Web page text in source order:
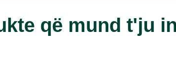
që mund t'ju